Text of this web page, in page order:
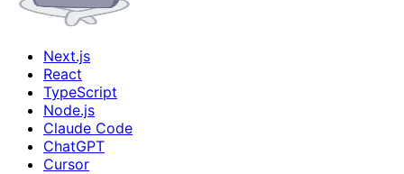
Next.js
React
TypeScript
Node.js
Claude Code
ChatGPT
Cursor